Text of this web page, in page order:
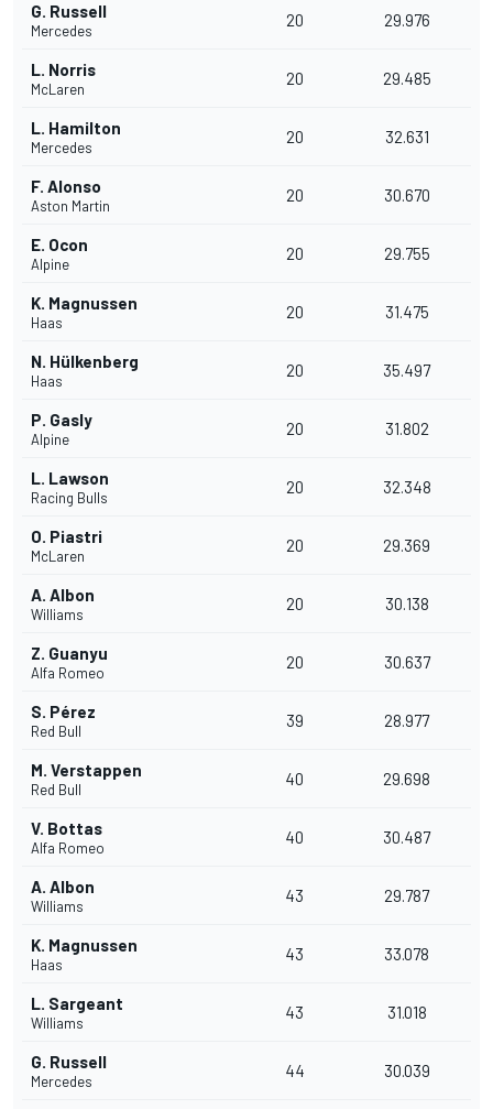
G. Russell
Mercedes
20 29.976
L. Norris
McLaren
20 29.485
L. Hamilton
Mercedes
20 32.631
F. Alonso
Aston Martin
20 30.670
E. Ocon
Alpine
20 29.755
K. Magnussen
Haas
20 31.475
N. Hülkenberg
Haas
20 35.497
P. Gasly
Alpine
20 31.802
L. Lawson
Racing Bulls
20 32.348
O. Piastri
McLaren
20 29.369
A. Albon
Williams
20 30.138
Z. Guanyu
Alfa Romeo
20 30.637
S. Pérez
Red Bull
39 28.977
M. Verstappen
Red Bull
40 29.698
V. Bottas
Alfa Romeo
40 30.487
A. Albon
Williams
43 29.787
K. Magnussen
Haas
43 33.078
L. Sargeant
Williams
43 31.018
G. Russell
Mercedes
44 30.039